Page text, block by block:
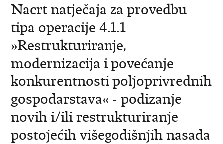
Nacrt natječaja za provedbu
tipa operacije 4.1.1
»Restrukturiranje,
modernizacija i povećanje
konkurentnosti poljoprivrednih
gospodarstava« - podizanje
novih i/ili restrukturiranje
postojećih višegodišnjih nasada